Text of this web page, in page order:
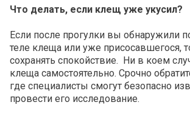
Что делать, если клещ уже укусил?
Если после прогулки вы обнаружили
теле клеща или уже присосавшегося,
сохранять спокойствие. Ни в коем
клеща самостоятельно. Срочно
где специалисты смогут безопасно
провести его исследование.